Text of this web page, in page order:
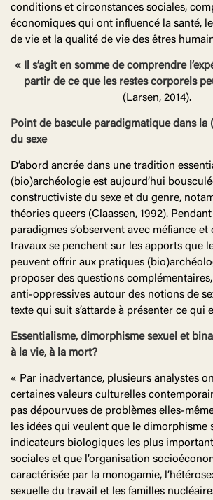
conditions et circonstances sociales,
économiques qui ont influencé la santé,
de vie et la qualité de vie des êtres
« Il s’agit en somme de comprendre
partir de ce que les restes corporels
(Larsen, 2014).
Point de bascule paradigmatique dans la
du sexe
D’abord ancrée dans une tradition
(bio)archéologie est aujourd’hui
constructiviste du sexe et du genre,
théories queers (Claassen, 1992).
paradigmes s’observent avec méfiance
travaux se penchent sur les apports que
peuvent offrir aux pratiques
proposer des questions
anti-oppressives autour des notions de
texte qui suit s’attarde à présenter ce qui
Essentialisme, dimorphisme sexuel et
à la vie, à la mort?
« Par inadvertance, plusieurs analystes
certaines valeurs culturelles
pas dépourvues de problèmes elles-
les idées qui veulent que le dimorphisme
indicateurs biologiques les plus
sociales et que l’organisation
caractérisée par la monogamie,
sexuelle du travail et les familles